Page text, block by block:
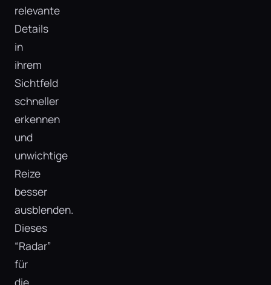
relevante
Details
in
ihrem
Sichtfeld
schneller
erkennen
und
unwichtige
Reize
besser
ausblenden.
Dieses
“Radar”
für
die